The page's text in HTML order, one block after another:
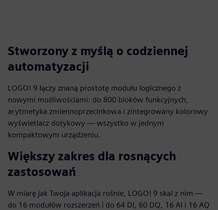
Stworzony z myślą o codziennej
automatyzacji
LOGO! 9 łączy znaną prostotę modułu logicznego z
nowymi możliwościami: do 800 bloków funkcyjnych,
arytmetyka zmiennoprzecinkowa i zintegrowany kolorowy
wyświetlacz dotykowy — wszystko w jednym
kompaktowym urządzeniu.
Większy zakres dla rosnących
zastosowań
W miarę jak Twoja aplikacja rośnie, LOGO! 9 skal z nim —
do 16 modułów rozszerzeń i do 64 DI, 60 DQ, 16 AI i 16 AQ